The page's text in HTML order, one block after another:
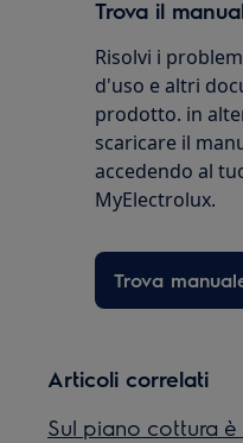
Trova il
Risolvi i
d'uso e altri
prodotto. in
scaricare il
accedendo al
MyElectrolux.
Trova
Articoli correlati
Sul piano cottura